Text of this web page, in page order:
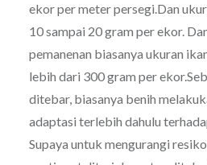
ekor per meter persegi.Dan
10 sampai 20 gram per ekor.
pemanenan biasanya ukuran
lebih dari 300 gram per
ditebar, biasanya benih
adaptasi terlebih dahulu
Supaya untuk mengurangi